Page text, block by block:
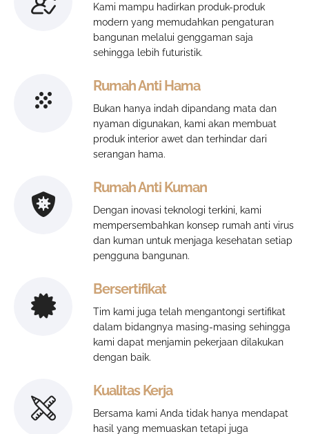
Kami mampu hadirkan produk-produk
modern yang memudahkan pengaturan
bangunan melalui genggaman saja
sehingga lebih futuristik.
Rumah Anti Hama
Bukan hanya indah dipandang mata dan
nyaman digunakan, kami akan membuat
produk interior awet dan terhindar dari
serangan hama.
Rumah Anti Kuman
Dengan inovasi teknologi terkini, kami
mempersembahkan konsep rumah anti virus
dan kuman untuk menjaga kesehatan setiap
pengguna bangunan.
Bersertifikat
Tim kami juga telah mengantongi sertifikat
dalam bidangnya masing-masing sehingga
kami dapat menjamin pekerjaan dilakukan
dengan baik.
Kualitas Kerja
Bersama kami Anda tidak hanya mendapat
hasil yang memuaskan tetapi juga